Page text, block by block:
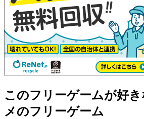
このフリーゲームが好
メのフリーゲーム